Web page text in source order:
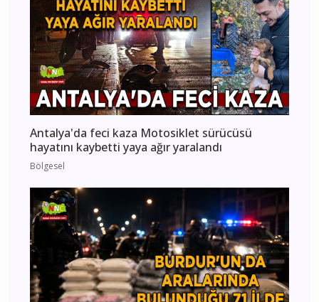
Antalya'da feci kaza Motosiklet sürücüsü
hayatını kaybetti yaya ağır yaralandı
Bölgesel